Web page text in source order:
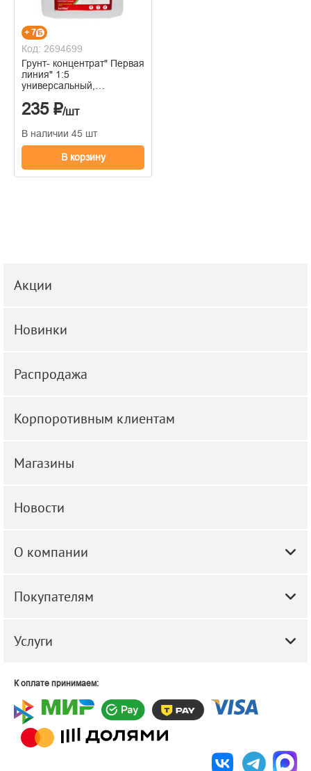
+ 7
Код: 2694699
Грунт- концентрат" Первая
линия" 1:5
универсальный,
влагоизолятор,1л
235 ₽/шт
В наличии 45 шт
В корзину
Акции
Новинки
Распродажа
Корпоротивным клиентам
Магазины
Новости
О компании
Покупателям
Услуги
К оплате принимаем: